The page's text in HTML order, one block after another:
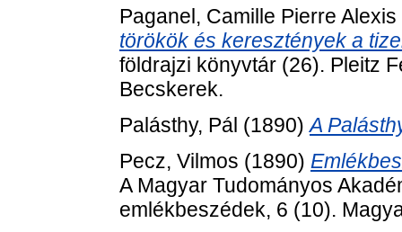
Paganel, Camille Pierre Alexis
törökök és keresztények a
földrajzi könyvtár (26). Pleitz
Becskerek.
Palásthy, Pál (1890)A
Pecz, Vilmos (1890)
A Magyar Tudományos
emlékbeszédek, 6 (10).